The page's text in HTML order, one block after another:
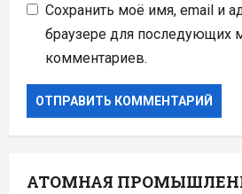
Сохранить моё имя, email и
браузере для последующих
комментариев.
АТОМНАЯ